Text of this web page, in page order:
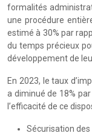
formalités
une procédure
estimé à 30% par
du temps précieux
développement de
En 2023, le taux
a diminué de 18%
l’efficacité de ce
Sécurisation